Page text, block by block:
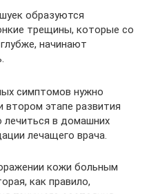
образуются
трещины, которые со
начинают
симптомов нужно
втором этапе развития
в домашних
лечащего врача.
кожи больным
как правило,